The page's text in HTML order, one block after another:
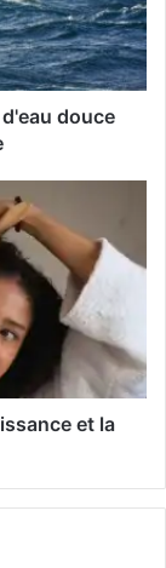
douce
et la